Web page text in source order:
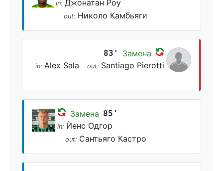
in: Джонатан Роу
out: Николо Камбьяги
83' Замена
in: Alex Sala out: Santiago Pierotti
Замена 85'
in: Йенс Одгор
out: Сантьяго Кастро